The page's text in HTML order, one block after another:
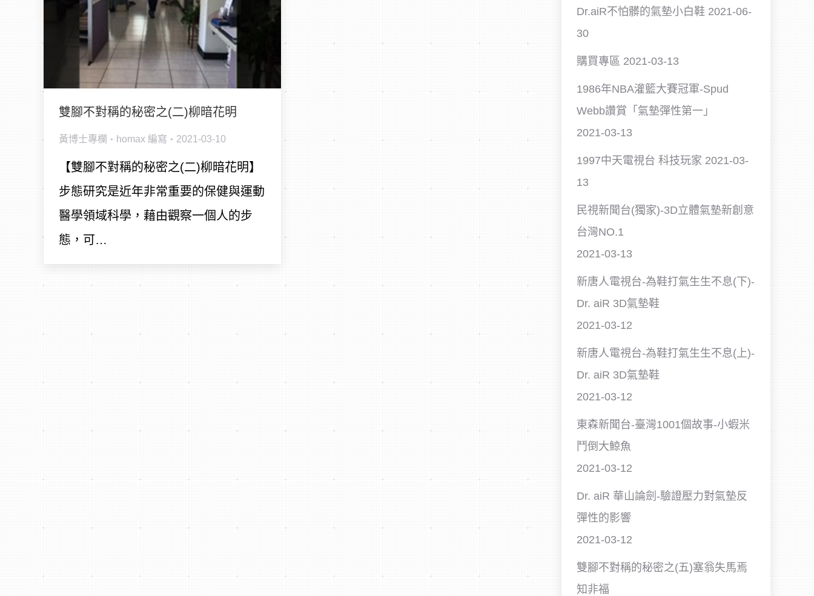
雙腳不對稱的秘密之(二)柳暗花明
黃博士專欄 homax 編寫 2021-03-10
【雙腳不對稱的秘密之(二)柳暗花明】
步態研究是近年非常重要的保健與運動
醫學領域科學，藉由觀察一個人的步
態，可…
Dr.aiR不怕髒的氣墊小白鞋 2021-06-
30
購買專區 2021-03-13
1986年NBA灌籃大賽冠軍-Spud
Webb讚賞「氣墊彈性第一」
2021-03-13
1997中天電視台 科技玩家 2021-03-
13
民視新聞台(獨家)-3D立體氣墊新創意
台灣NO.1
2021-03-13
新唐人電視台-為鞋打氣生生不息(下)-
Dr. aiR 3D氣墊鞋
2021-03-12
新唐人電視台-為鞋打氣生生不息(上)-
Dr. aiR 3D氣墊鞋
2021-03-12
東森新聞台-臺灣1001個故事-小蝦米
鬥倒大鯨魚
2021-03-12
Dr. aiR 華山論劍-驗證壓力對氣墊反
彈性的影響
2021-03-12
雙腳不對稱的秘密之(五)塞翁失馬焉
知非福